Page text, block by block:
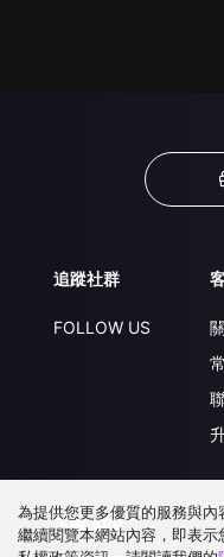
追蹤社群
FOLLOW US
下載 APP
為提供您更多優質的服務與
繼續閱覽本網站內容，即表